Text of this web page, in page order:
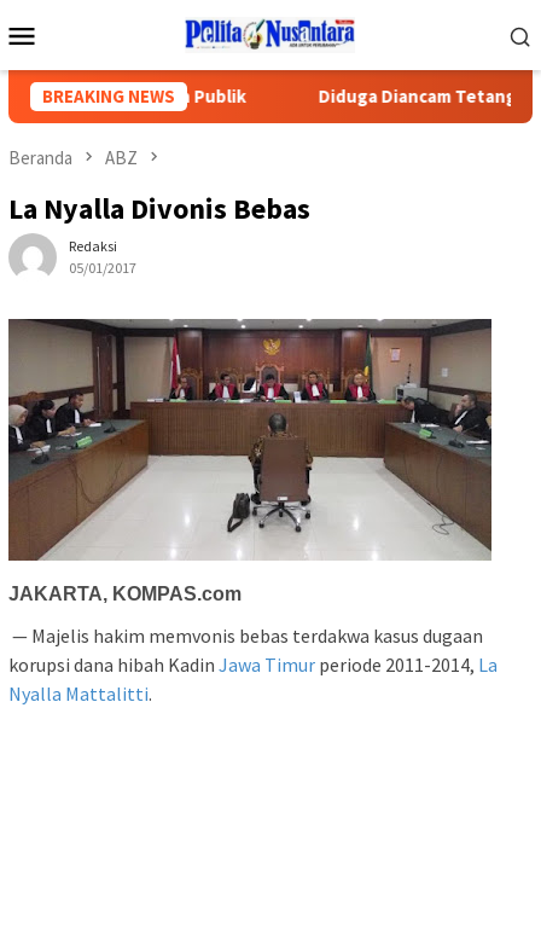
ke
Mobile
BREAKING NEWS
Keadilan Publik Diduga Diancam Tetangga,
Beranda ABZ
La Nyalla Divonis Bebas
Redaksi
05/01/2017
JAKARTA, KOMPAS.com
— Majelis hakim memvonis bebas terdakwa kasus dugaan
korupsi dana hibah Kadin Jawa Timur periode 2011-2014, La
Nyalla Mattalitti.